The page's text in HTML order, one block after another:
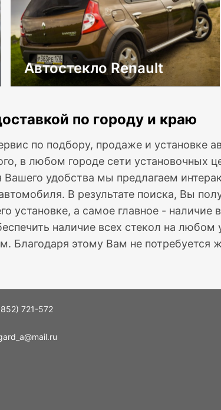
Автостекло Renault
по городу и краю
по подбору, продаже и установке
в любом городе сети установочных
Вашего удобства мы предлагаем
В результате поиска, Вы
установке, а самое главное -
наличие всех стекол на
Благодаря этому Вам не потребуется
721-572